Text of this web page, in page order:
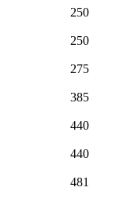
250
250
275
385
440
440
481